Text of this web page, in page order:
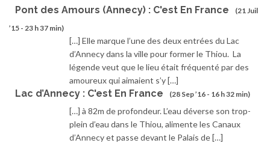
Pont des Amours (Annecy) : C'est En France
(21 Juil
’15 - 23 h 37 min)
[…] Elle marque l’une des deux entrées du Lac
d’Annecy dans la ville pour former le Thiou. La
légende veut que le lieu était fréquenté par des
amoureux qui aimaient s’y […]
Lac d’Annecy : C'est En France (28 Sep ’16 - 16 h 32 min)
[…] à 82m de profondeur. L’eau déverse son trop-
plein d’eau dans le Thiou, alimente les Canaux
d’Annecy et passe devant le Palais de […]